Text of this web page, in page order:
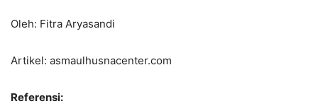
Oleh: Fitra Aryasandi
Artikel: asmaulhusnacenter.com
Referensi: